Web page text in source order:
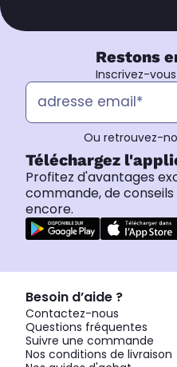
Restons
Inscrivez-
Ou retrouvez-
Téléchargez
Profitez d'avantages
commande, de
encore.
Besoin d’aide ?
Contactez-nous
Questions fréquentes
Suivre une commande
Nos conditions de livraison